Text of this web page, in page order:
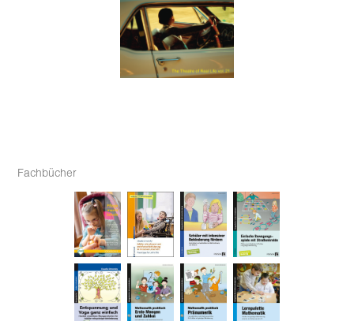
Fachbücher